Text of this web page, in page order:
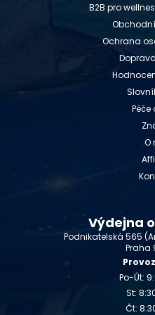
B2B pro
Ochrana
Péče
O
Výdejna
Podnikatelská 565
Praha
Po-Út:
St:
Čt: